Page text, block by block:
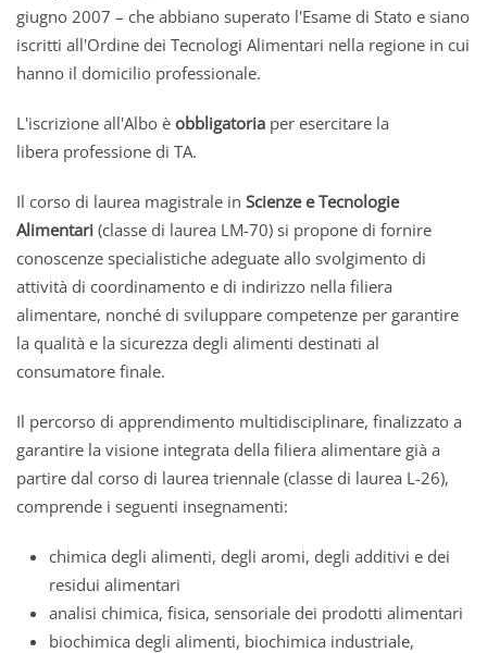
giugno 2007 – che abbiano superato l'Esame di Stato e siano
iscritti all'Ordine dei Tecnologi Alimentari nella regione in cui
hanno il domicilio professionale.
L'iscrizione all'Albo è obbligatoria per esercitare la
libera professione di TA.
Il corso di laurea magistrale in Scienze e Tecnologie
Alimentari (classe di laurea LM-70) si propone di fornire
conoscenze specialistiche adeguate allo svolgimento di
attività di coordinamento e di indirizzo nella filiera
alimentare, nonché di sviluppare competenze per garantire
la qualità e la sicurezza degli alimenti destinati al
consumatore finale.
Il percorso di apprendimento multidisciplinare, finalizzato a
garantire la visione integrata della filiera alimentare già a
partire dal corso di laurea triennale (classe di laurea L-26),
comprende i seguenti insegnamenti:
chimica degli alimenti, degli aromi, degli additivi e dei
residui alimentari
analisi chimica, fisica, sensoriale dei prodotti alimentari
biochimica degli alimenti, biochimica industriale,